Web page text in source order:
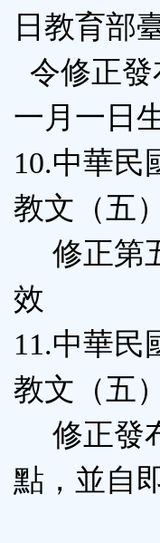
日教育部
令修正
一月一日
10.中華民
教文（五
修正第
效
11.中華民
教文（五
修正發
點，並自